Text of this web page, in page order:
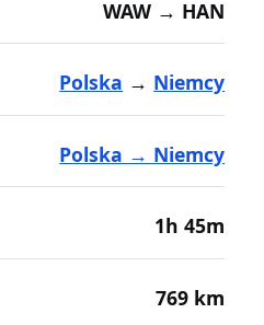
WAW → HAN
Polska → Niemcy
Polska → Niemcy
1h 45m
769 km